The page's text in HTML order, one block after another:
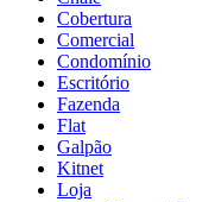
Cobertura
Comercial
Condomínio
Escritório
Fazenda
Flat
Galpão
Kitnet
Loja